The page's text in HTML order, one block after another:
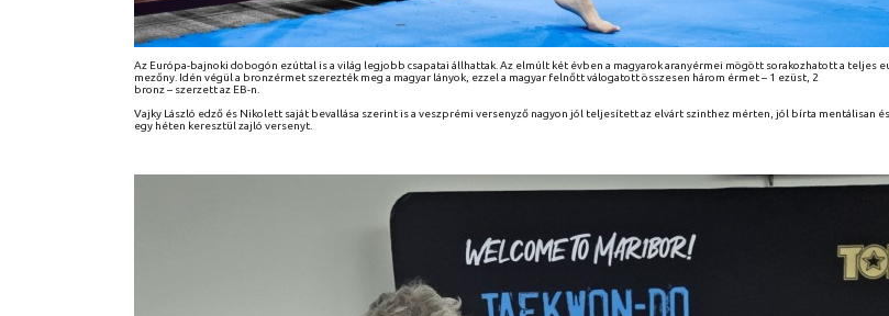
Az Európa-bajnoki dobogón ezúttal is a világ legjobb csapatai állhattak. Az elmúlt két évben a magyarok aranyérmei mögött sorakozhatott a teljes
mezőny. Idén végül a bronzérmet szerezték meg a magyar lányok, ezzel a magyar felnőtt válogatott összesen három érmet – 1 ezüst, 2
bronz – szerzett az EB-n.
Vajky László edző és Nikolett saját bevallása szerint is a veszprémi versenyző nagyon jól teljesített az elvárt szinthez mérten, jól bírta mentálisan
egy héten keresztül zajló versenyt.